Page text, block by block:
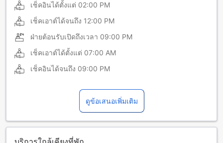
เช็คอินได้ตั้งแต่ 02:00 PM
เช็คเอาต์ได้จนถึง 12:00 PM
ฝ่ายต้อนรับเปิดถึงเวลา 09:00 PM
เช็คเอาต์ได้ตั้งแต่ 07:00 AM
เช็คอินได้จนถึง 09:00 PM
ดูข้อเสนอเพิ่มเติม